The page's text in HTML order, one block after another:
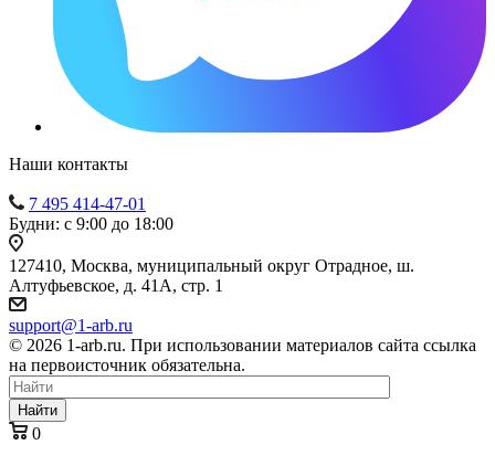
Наши контакты
7 495 414-47-01
Будни: с 9:00 до 18:00
127410, Москва, муниципальный округ Отрадное, ш.
Алтуфьевское, д. 41А, стр. 1
support@1-arb.ru
© 2026 1-arb.ru. При использовании материалов сайта ссылка
на первоисточник обязательна.
Найти
0